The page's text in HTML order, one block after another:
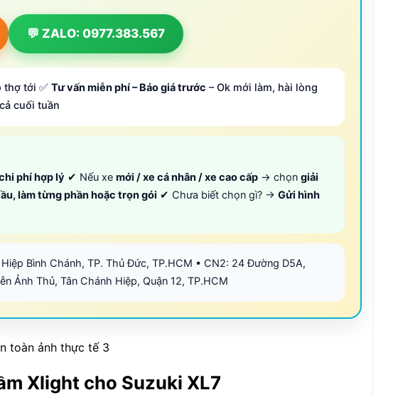
💬 ZALO: 0977.383.567
thợ tới ✅ Tư vấn miễn phí – Báo giá trước – Ok mới làm, hài lòng
cuối tuần
phí hợp lý ✔ Nếu xe mới / xe cá nhân / xe cao cấp → chọn giải
làm từng phần hoặc trọn gói ✔ Chưa biết chọn gì? → Gửi hình
Bình Chánh, TP. Thủ Đức, TP.HCM • CN2: 24 Đường D5A,
Ảnh Thủ, Tân Chánh Hiệp, Quận 12, TP.HCM
Xlight cho Suzuki XL7